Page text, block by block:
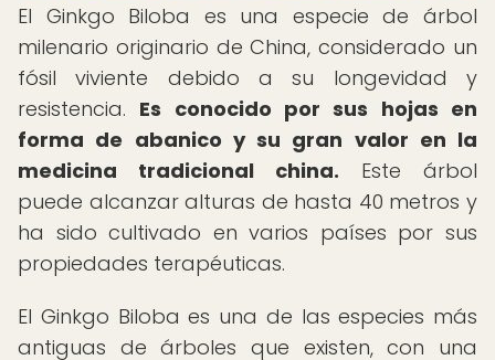
El Ginkgo Biloba es una especie de árbol
milenario originario de China, considerado un
fósil viviente debido a su longevidad y
resistencia. Es conocido por sus hojas en
forma de abanico y su gran valor en la
medicina tradicional china. Este árbol
puede alcanzar alturas de hasta 40 metros y
ha sido cultivado en varios países por sus
propiedades terapéuticas.
El Ginkgo Biloba es una de las especies más
antiguas de árboles que existen, con una